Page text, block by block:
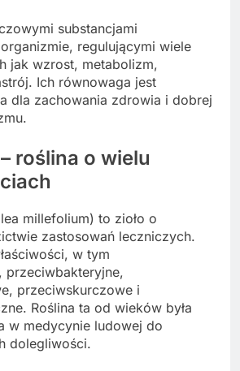
substancjami
regulującymi wiele
jak wzrost, metabolizm,
Ich równowaga jest
dla zachowania zdrowia i dobrej
roślina o wielu
millefolium) to zioło o
zastosowań leczniczych.
w tym
przeciwbakteryjne,
przeciwskurczowe i
Roślina ta od wieków była
w medycynie ludowej do
dolegliwości.